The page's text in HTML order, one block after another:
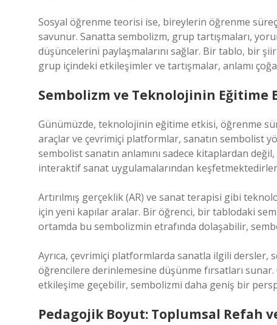
Sosyal öğrenme teorisi ise, bireylerin öğrenme
savunur. Sanatta sembolizm, grup tartışmaları,
düşüncelerini paylaşmalarını sağlar. Bir tablo, bir
grup içindeki etkileşimler ve tartışmalar, anlamı
Sembolizm ve Teknolojinin Eğitime
Günümüzde, teknolojinin eğitime etkisi, öğrenme
araçlar ve çevrimiçi platformlar, sanatın sembolist
sembolist sanatın anlamını sadece kitaplardan
interaktif sanat uygulamalarından
Artırılmış gerçeklik (AR) ve sanat terapisi gibi
için yeni kapılar aralar. Bir öğrenci, bir tablodaki
ortamda bu sembolizmin etrafında dolaşabilir,
Ayrıca, çevrimiçi platformlarda sanatla ilgili
öğrencilere derinlemesine düşünme fırsatları
etkileşime geçebilir, sembolizmi daha geniş bir
Pedagojik Boyut: Toplumsal Refah